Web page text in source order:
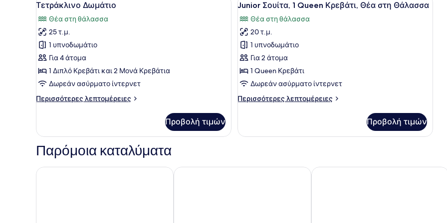
Twin)
όλων
των
φωτογραφιών
για
Τετράκλινο
Δωμάτιο
9
Τετράκλινο Δωμάτιο
Θέα στη θάλασσα
25 τ.μ.
1 υπνοδωμάτιο
Για 4 άτομα
1 Διπλό Κρεβάτι και 2 Μονά Κρεβάτια
Δωρεάν ασύρματο ίντερνετ
Περισσότερες λεπτομέρειες
Περισσότερες
Δωμάτιο
Προβολή τιμών
όλων
των
φωτογραφιών
για
Junior
Σουίτα,
1
Queen
Κρεβάτι,
Θάλασσα
4
Junior Σουίτα, 1 Queen Κρεβάτι, Θέα στη Θάλασσα
Θέα στη θάλασσα
20 τ.μ.
1 υπνοδωμάτιο
Για 2 άτομα
1 Queen Κρεβάτι
Δωρεάν ασύρματο ίντερνετ
Περισσότερες λεπτομέρειες
Περισσότερες
Σουίτα,
Θέα
Προβολή τιμών
Παρόμοια καταλύματα
Ξενοδοχείο Ilia Mare Pharos Rooms Thermae Sylla Spa Wellness Hotel